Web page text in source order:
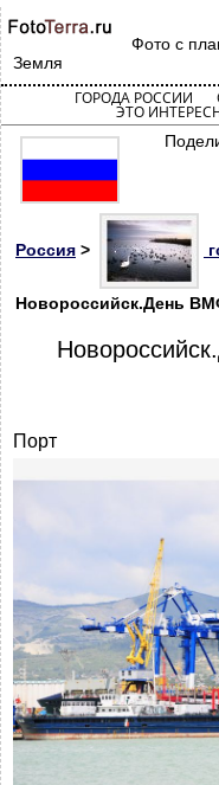
Фото с
Земля
ГОРОДА РОССИИ
ЭТО
Россия >
Новороссийск.День
Порт